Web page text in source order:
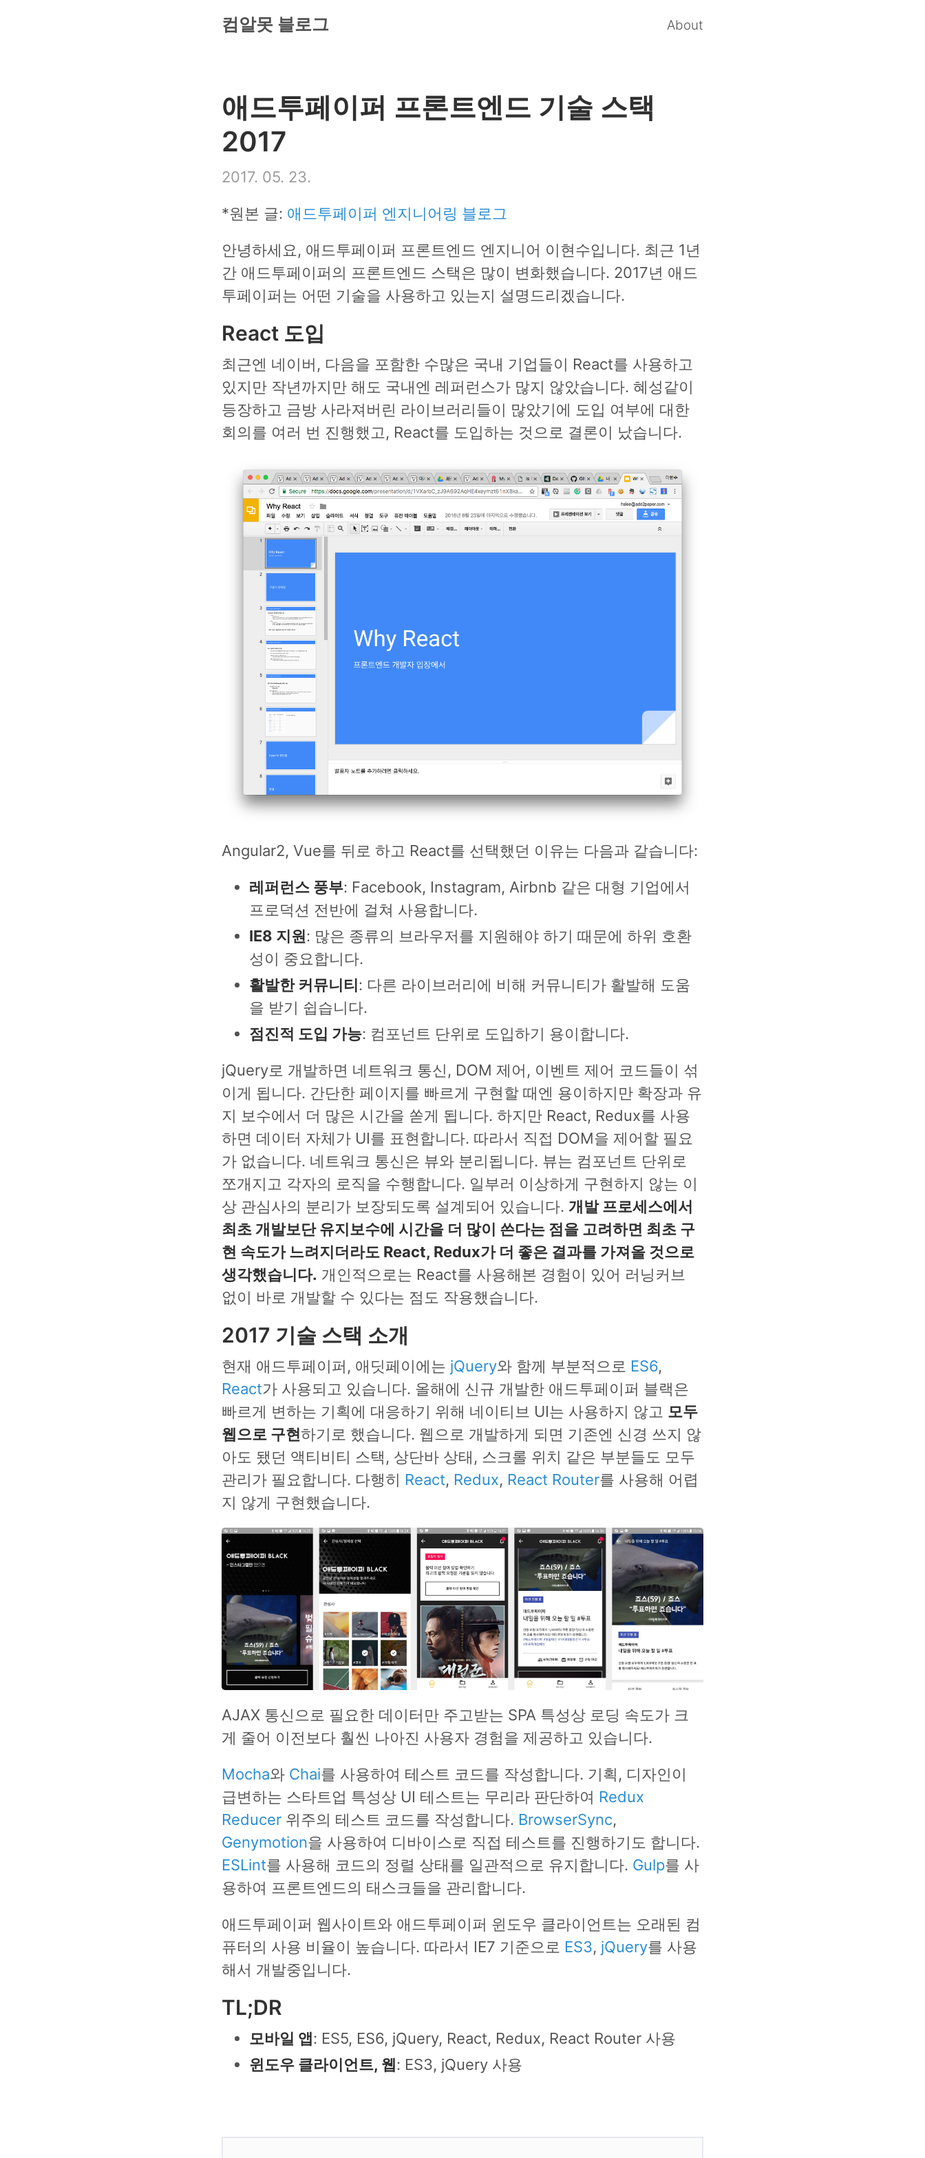
컴알못 블로그 About
애드투페이퍼 프론트엔드 기술 스택
2017
2017. 05. 23.
*원본 글: 애드투페이퍼 엔지니어링 블로그
안녕하세요, 애드투페이퍼 프론트엔드 엔지니어 이현수입니다. 최근 1년
간 애드투페이퍼의 프론트엔드 스택은 많이 변화했습니다. 2017년 애드
투페이퍼는 어떤 기술을 사용하고 있는지 설명드리겠습니다.
React 도입
최근엔 네이버, 다음을 포함한 수많은 국내 기업들이 React를 사용하고
있지만 작년까지만 해도 국내엔 레퍼런스가 많지 않았습니다. 혜성같이
등장하고 금방 사라져버린 라이브러리들이 많았기에 도입 여부에 대한
회의를 여러 번 진행했고, React를 도입하는 것으로 결론이 났습니다.
Angular2, Vue를 뒤로 하고 React를 선택했던 이유는 다음과 같습니다:
레퍼런스 풍부: Facebook, Instagram, Airbnb 같은 대형 기업에서
프로덕션 전반에 걸쳐 사용합니다.
IE8 지원: 많은 종류의 브라우저를 지원해야 하기 때문에 하위 호환
성이 중요합니다.
활발한 커뮤니티: 다른 라이브러리에 비해 커뮤니티가 활발해 도움
을 받기 쉽습니다.
점진적 도입 가능: 컴포넌트 단위로 도입하기 용이합니다.
jQuery로 개발하면 네트워크 통신, DOM 제어, 이벤트 제어 코드들이 섞
이게 됩니다. 간단한 페이지를 빠르게 구현할 때엔 용이하지만 확장과 유
지 보수에서 더 많은 시간을 쏟게 됩니다. 하지만 React, Redux를 사용
하면 데이터 자체가 UI를 표현합니다. 따라서 직접 DOM을 제어할 필요
가 없습니다. 네트워크 통신은 뷰와 분리됩니다. 뷰는 컴포넌트 단위로
쪼개지고 각자의 로직을 수행합니다. 일부러 이상하게 구현하지 않는 이
상 관심사의 분리가 보장되도록 설계되어 있습니다. 개발 프로세스에서
최초 개발보단 유지보수에 시간을 더 많이 쓴다는 점을 고려하면 최초 구
현 속도가 느려지더라도 React, Redux가 더 좋은 결과를 가져올 것으로
생각했습니다. 개인적으로는 React를 사용해본 경험이 있어 러닝커브
없이 바로 개발할 수 있다는 점도 작용했습니다.
2017 기술 스택 소개
현재 애드투페이퍼, 애딧페이에는 jQuery와 함께 부분적으로 ES6,
React가 사용되고 있습니다. 올해에 신규 개발한 애드투페이퍼 블랙은
빠르게 변하는 기획에 대응하기 위해 네이티브 UI는 사용하지 않고 모두
웹으로 구현하기로 했습니다. 웹으로 개발하게 되면 기존엔 신경 쓰지 않
아도 됐던 액티비티 스택, 상단바 상태, 스크롤 위치 같은 부분들도 모두
관리가 필요합니다. 다행히 React, Redux, React Router를 사용해 어렵
지 않게 구현했습니다.
AJAX 통신으로 필요한 데이터만 주고받는 SPA 특성상 로딩 속도가 크
게 줄어 이전보다 훨씬 나아진 사용자 경험을 제공하고 있습니다.
Mocha와 Chai를 사용하여 테스트 코드를 작성합니다. 기획, 디자인이
급변하는 스타트업 특성상 UI 테스트는 무리라 판단하여 Redux
Reducer 위주의 테스트 코드를 작성합니다. BrowserSync,
Genymotion을 사용하여 디바이스로 직접 테스트를 진행하기도 합니다.
ESLint를 사용해 코드의 정렬 상태를 일관적으로 유지합니다. Gulp를 사
용하여 프론트엔드의 태스크들을 관리합니다.
애드투페이퍼 웹사이트와 애드투페이퍼 윈도우 클라이언트는 오래된 컴
퓨터의 사용 비율이 높습니다. 따라서 IE7 기준으로 ES3, jQuery를 사용
해서 개발중입니다.
TL;DR
모바일 앱: ES5, ES6, jQuery, React, Redux, React Router 사용
윈도우 클라이언트, 웹: ES3, jQuery 사용